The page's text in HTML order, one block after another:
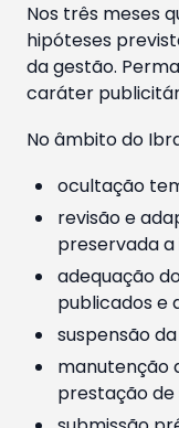
Nos três meses
hipóteses
da gestão.
caráter
No âmbito do
ocultação
revisão e
preservada
adequação
publicados e
suspensão
manutenção
prestação